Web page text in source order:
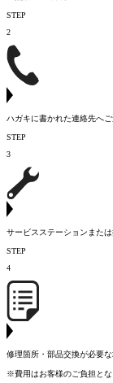
STEP
2
ハガキに書かれた連絡先へ
STEP
3
サービスステーションまた
STEP
4
修理箇所・部品交換が必要
※費用はお客様のご負担とな